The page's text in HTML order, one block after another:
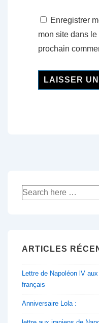
Enregistrer
mon site dans
prochain
Recherche
pour:
ARTICLES
Lettre de Napoléon lV
français
Anniversaire Lola :